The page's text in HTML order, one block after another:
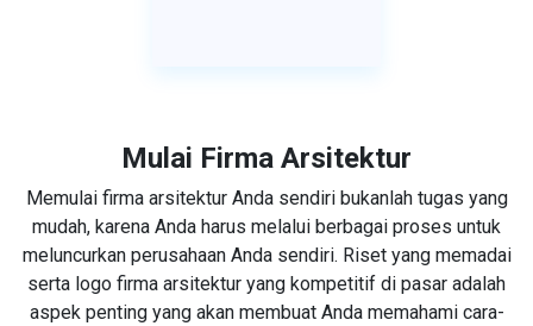
Mulai Firma Arsitektur
Memulai firma arsitektur Anda sendiri bukanlah tugas yang
mudah, karena Anda harus melalui berbagai proses untuk
meluncurkan perusahaan Anda sendiri. Riset yang memadai
serta logo firma arsitektur yang kompetitif di pasar adalah
aspek penting yang akan membuat Anda memahami cara-